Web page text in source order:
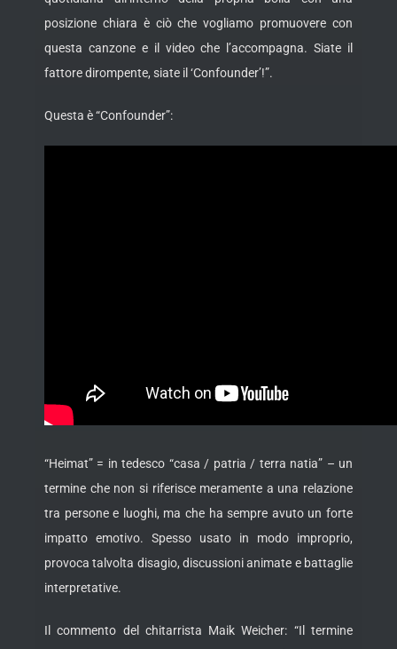
posizione chiara è ciò che vogliamo promuovere con
questa canzone e il video che l’accompagna. Siate il
fattore dirompente, siate il ‘Confounder’!”.
Questa è “Confounder”:
“Heimat” = in tedesco “casa / patria / terra natia” – un
termine che non si riferisce meramente a una relazione
tra persone e luoghi, ma che ha sempre avuto un forte
impatto emotivo. Spesso usato in modo improprio,
provoca talvolta disagio, discussioni animate e battaglie
interpretative.
Il commento del chitarrista Maik Weicher: “Il termine